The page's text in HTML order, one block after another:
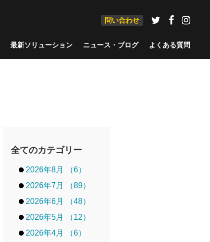
最新ソリューション ニュース・ブログ よくある質問
問い合わせ
全てのカテゴリー
2026年8月 （6）
2026年7月 （89）
2026年6月 （48）
2026年5月 （12）
2026年4月 （6）